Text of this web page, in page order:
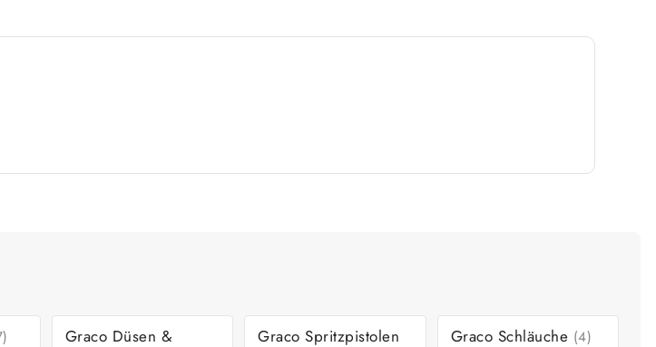
Graco Düsen &
Graco Spritzpistolen Graco Schläuche (4)